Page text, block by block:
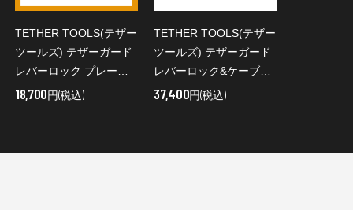
TETHER TOOLS(テザー
ツールズ) テザーガード
レバーロック プレート
TG-LLP
18,700円(税込)
TETHER TOOLS(テザー
ツールズ) テザーガード
レバーロック&ケーブル
キット(USB-C/USB-C
37,400円(税込)